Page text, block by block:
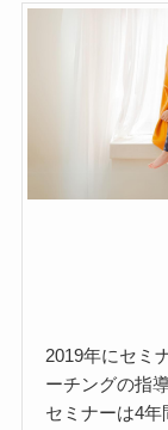
2019年にセミ
ーチングの指
セミナーは4年